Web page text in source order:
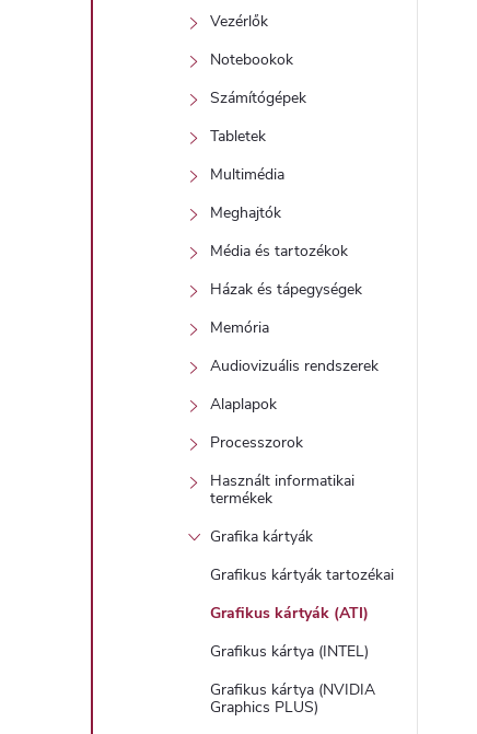
Vezérlők
Notebookok
Számítógépek
Tabletek
Multimédia
Meghajtók
Média és tartozékok
Házak és tápegységek
Memória
Audiovizuális rendszerek
Alaplapok
Processzorok
Használt informatikai
termékek
Grafika kártyák
Grafikus kártyák tartozékai
Grafikus kártyák (ATI)
Grafikus kártya (INTEL)
Grafikus kártya (NVIDIA
Graphics PLUS)